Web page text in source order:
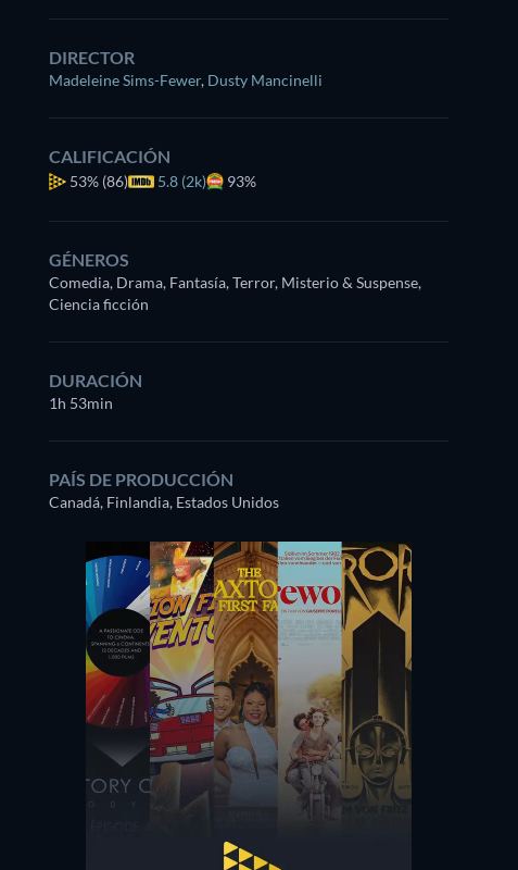
DIRECTOR
Madeleine Sims-Fewer, Dusty Mancinelli
CALIFICACIÓN
53% (86) 5.8 (2k) 93%
GÉNEROS
Comedia, Drama, Fantasía, Terror, Misterio & Suspense,
Ciencia ficción
DURACIÓN
1h 53min
PAÍS DE PRODUCCIÓN
Canadá, Finlandia, Estados Unidos